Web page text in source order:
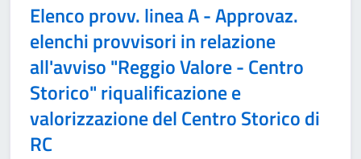
Elenco provv. linea A - Approvaz.
elenchi provvisori in relazione
all'avviso "Reggio Valore - Centro
Storico" riqualificazione e
valorizzazione del Centro Storico di
RC